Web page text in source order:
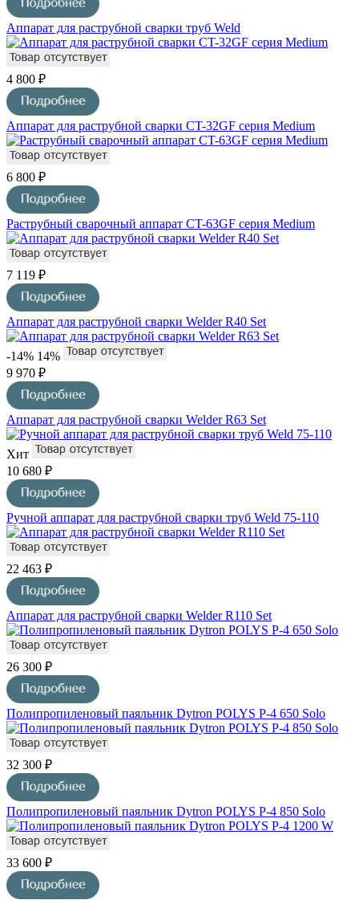
Аппарат для раструбной сварки труб Weld
4 800 ₽
Аппарат для раструбной сварки CT-32GF серия Medium
6 800 ₽
Раструбный сварочный аппарат CT-63GF серия Medium
7 119 ₽
Аппарат для раструбной сварки Welder R40 Set
-14% 14%
9 970 ₽
Аппарат для раструбной сварки Welder R63 Set
Хит
10 680 ₽
Ручной аппарат для раструбной сварки труб Weld 75-110
22 463 ₽
Аппарат для раструбной сварки Welder R110 Set
26 300 ₽
Полипропиленовый паяльник Dytron POLYS P-4 650 Solo
32 300 ₽
Полипропиленовый паяльник Dytron POLYS P-4 850 Solo
33 600 ₽